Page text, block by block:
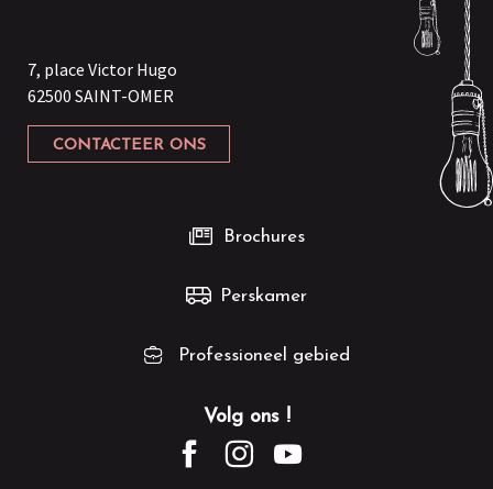
7, place Victor Hugo
62500 SAINT-OMER
CONTACTEER ONS
Volg ons !
Brochures
Perskamer
Professioneel gebied